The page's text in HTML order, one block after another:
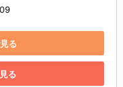
る
る